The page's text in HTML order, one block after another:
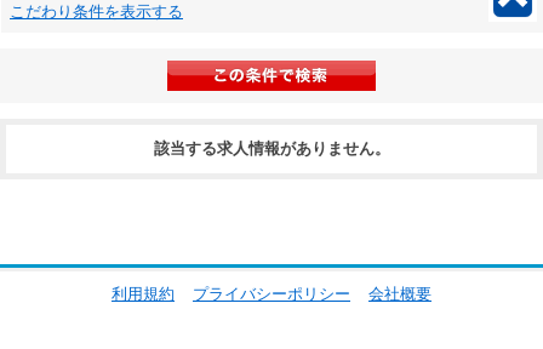
こだわり条件を表示する
該当する求人情報がありません。
利用規約 プライバシーポリシー 会社概要